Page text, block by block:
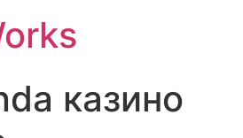
казино